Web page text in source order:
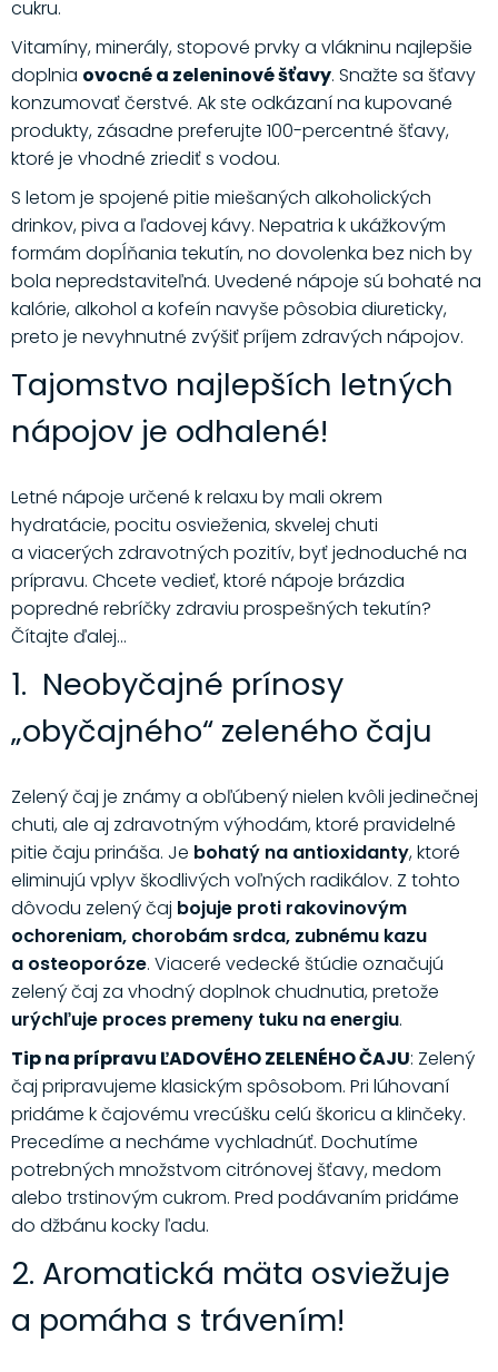
cukru.
Vitamíny, minerály, stopové prvky a vlákninu najlepšie
doplnia ovocné a zeleninové šťavy. Snažte sa šťavy
konzumovať čerstvé. Ak ste odkázaní na kupované
produkty, zásadne preferujte 100-percentné šťavy,
ktoré je vhodné zriediť s vodou.
S letom je spojené pitie miešaných alkoholických
drinkov, piva a ľadovej kávy. Nepatria k ukážkovým
formám dopĺňania tekutín, no dovolenka bez nich by
bola nepredstaviteľná. Uvedené nápoje sú bohaté na
kalórie, alkohol a kofeín navyše pôsobia diureticky,
preto je nevyhnutné zvýšiť príjem zdravých nápojov.
Tajomstvo najlepších letných
nápojov je odhalené!
Letné nápoje určené k relaxu by mali okrem
hydratácie, pocitu osvieženia, skvelej chuti
a viacerých zdravotných pozitív, byť jednoduché na
prípravu. Chcete vedieť, ktoré nápoje brázdia
popredné rebríčky zdraviu prospešných tekutín?
Čítajte ďalej...
1. Neobyčajné prínosy
„obyčajného“ zeleného čaju
Zelený čaj je známy a obľúbený nielen kvôli jedinečnej
chuti, ale aj zdravotným výhodám, ktoré pravidelné
pitie čaju prináša. Je bohatý na antioxidanty, ktoré
eliminujú vplyv škodlivých voľných radikálov. Z tohto
dôvodu zelený čaj bojuje proti rakovinovým
ochoreniam, chorobám srdca, zubnému kazu
a osteoporóze. Viaceré vedecké štúdie označujú
zelený čaj za vhodný doplnok chudnutia, pretože
urýchľuje proces premeny tuku na energiu.
Tip na prípravu ĽADOVÉHO ZELENÉHO ČAJU: Zelený
čaj pripravujeme klasickým spôsobom. Pri lúhovaní
pridáme k čajovému vrecúšku celú škoricu a klinčeky.
Precedíme a necháme vychladnúť. Dochutíme
potrebných množstvom citrónovej šťavy, medom
alebo trstinovým cukrom. Pred podávaním pridáme
do džbánu kocky ľadu.
2. Aromatická mäta osviežuje
a pomáha s trávením!